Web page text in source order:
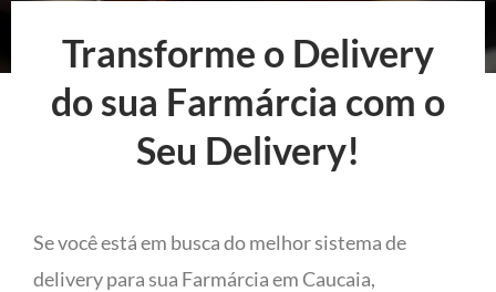
Transforme o Delivery
do sua Farmárcia com o
Seu Delivery!
Se você está em busca do melhor sistema de
delivery para sua Farmárcia em Caucaia,